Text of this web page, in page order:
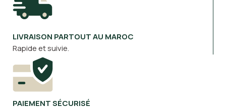
LIVRAISON PARTOUT AU MAROC
Rapide et suivie.
PAIEMENT SÉCURISÉ